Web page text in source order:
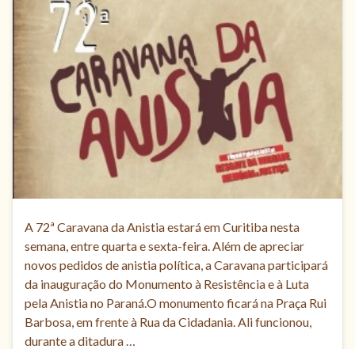
A 72ª Caravana da Anistia estará em Curitiba nesta
semana, entre quarta e sexta-feira. Além de apreciar
novos pedidos de anistia política, a Caravana participará
da inauguração do Monumento à Resistência e à Luta
pela Anistia no Paraná.O monumento ficará na Praça Rui
Barbosa, em frente à Rua da Cidadania. Ali funcionou,
durante a ditadura …